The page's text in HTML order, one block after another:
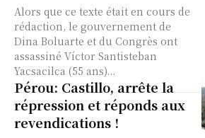
Alors que ce texte était en cours de
rédaction, le gouvernement de
Dina Boluarte et du Congrès ont
assassiné Víctor Santisteban
Yacsacilca (55 ans)...
Pérou: Castillo, arrête la
répression et réponds aux
revendications !